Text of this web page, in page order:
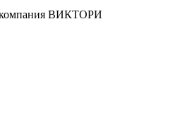
компания ВИКТОРИ